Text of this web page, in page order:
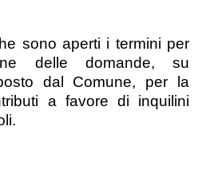
sono aperti i termini per
delle domande, su
dal Comune, per la
a favore di inquilini